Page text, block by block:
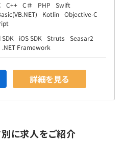
C++ C＃ PHP
Swift
Kotlin Objective-C
iOS SDK Struts Seasar2
.NET Framework
詳細を見る
に求人をご紹介